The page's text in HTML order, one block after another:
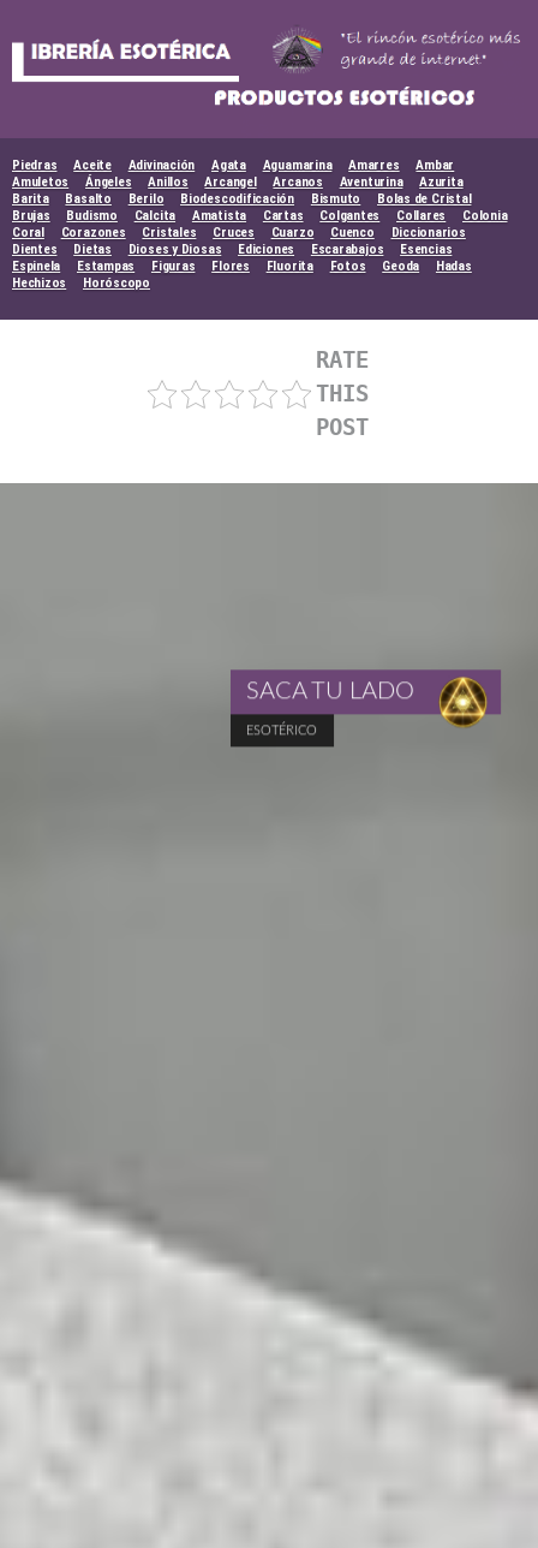
Piedras Aceite Adivinación Agata Aguamarina Amarres
Ambar
Amuletos
Ángeles Anillos Arcangel Arcanos Aventurina
Azurita
Barita
Basalto Berilo Biodescodificación Bismuto
Bolas de Cristal
Brujas
Budismo Calcita Amatista Cartas Colgantes Collares
Colonia
Coral
Corazones Cristales Cruces Cuarzo Cuenco
Diccionarios
Dientes
Dietas Dioses y Diosas Ediciones Escarabajos
Esencias
Espinela
Estampas Figuras Flores Fluorita Fotos Geoda
Hadas
Hechizos
Horóscopo
RATE
THIS
POST
ESOTÉRICO
SACA TU LADO